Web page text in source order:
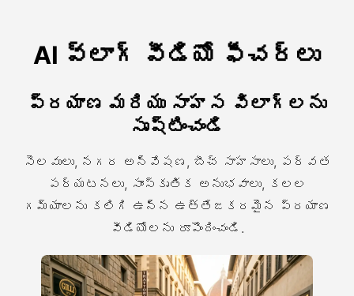
AI వ్లాగ్ వీడియో ఫీచర్లు
ప్రయాణ మరియు సాహస విలాగ్లను
సృష్టించండి
సెలవులు, నగర అన్వేషణ, బీచ్ సాహసాలు, పర్వత
పర్యటనలు, సాంస్కృతిక అనుభవాలు, కలల
గమ్యాలను కలిగి ఉన్న ఉత్తేజకరమైన ప్రయాణ
వీడియోలను రూపొందించండి.